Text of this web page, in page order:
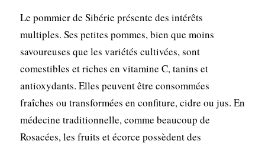
Le pommier de Sibérie présente des intérêts
multiples. Ses petites pommes, bien que moins
savoureuses que les variétés cultivées, sont
comestibles et riches en vitamine C, tanins et
antioxydants. Elles peuvent être consommées
fraîches ou transformées en confiture, cidre ou jus. En
médecine traditionnelle, comme beaucoup de
Rosacées, les fruits et écorce possèdent des